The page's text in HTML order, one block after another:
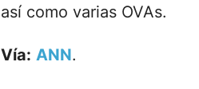
así como varias OVAs.
Vía: ANN.